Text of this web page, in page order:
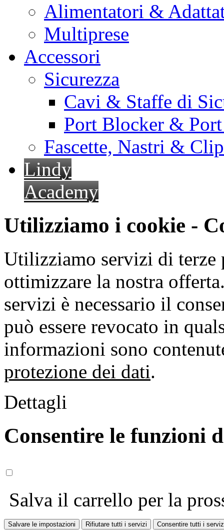
Alimentatori &
Multiprese
Accessori
Sicurezza
Cavi & Staffe di
Port Blocker &
Fascette, Nastri &
Lindy
Academy
Utilizziamo i cookie -
Utilizziamo servizi di terze
ottimizzare la nostra
servizi è necessario il
può essere revocato in
informazioni sono
protezione dei dati.
Dettagli
Consentire le funzioni
Salva il carrello per la
Salvare le impostazioni Rifiutare tutti i servizi Consentire tutti i